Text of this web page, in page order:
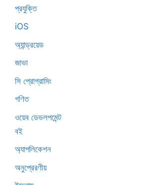
প্রযুক্তি
iOS
অ্যান্ড্রয়েড
জাভা
সি প্রোগ্রামিং
গণিত
ওয়েব ডেভলপমেন্ট
বই
অ্যাপলিকেশন
অনুপ্রেরণীয়